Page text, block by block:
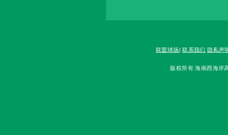
联盟球场|联系我们 隐私声
版权所有 海南西海岸